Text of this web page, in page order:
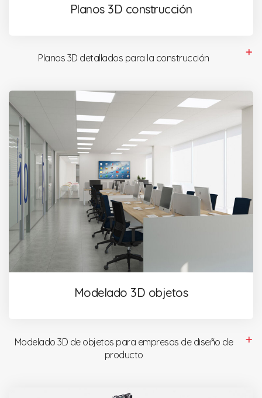
Planos 3D construcción
Planos 3D detallados para la construcción
Modelado 3D objetos
Modelado 3D de objetos para empresas de diseño de
producto